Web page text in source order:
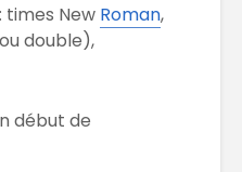
times New Roman,
double),
début de